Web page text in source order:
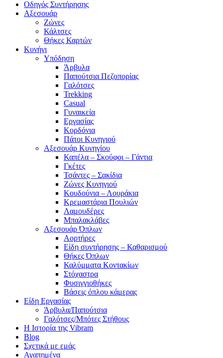
Οδηγός Συντήρησης
Αξεσουάρ
Ζώνες
Κάλτσες
Θήκες Καρτών
Κυνήγι
Υπόδηση
Άρβυλα
Παπούτσια Πεζοπορίας
Γαλότσες
Trekking
Casual
Γυναικεία
Εργασίας
Κορδόνια
Πάτοι Κυνηγιού
Αξεσουάρ Κυνηγίου
Καπέλα – Σκούφοι – Γάντια
Γκέτες
Τσάντες – Σακίδια
Ζώνες Κυνηγιού
Κουδούνια – Λουράκια
Κρεμαστάρια Πουλιών
Λαμουδέρες
Μπαλακλάβες
Αξεσουάρ Όπλων
Αορτήρες
Είδη συντήρησης – Καθαρισμού
Θήκες Όπλων
Καλύμματα Κοντακίων
Στόχαστρα
Φυσιγγιοθήκες
Βάσεις όπλου κάμερας
Είδη Εργασίας
Άρβυλα/Παπούτσια
Γαλότσες/Μπότες Στήθους
Η Ιστορία της Vibram
Blog
Σχετικά με εμάς
Αγαπημένα